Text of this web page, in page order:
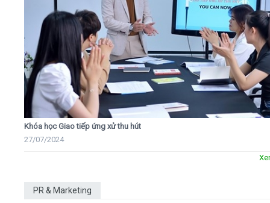
Khóa học Giao tiếp ứng xử thu hút
27/07/2024
PR & Marketing